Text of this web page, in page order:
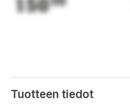
150
Tuotteen tiedot